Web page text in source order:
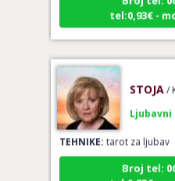
tel:0,93€ -
TEHNIKE:tarot za ljubav
Broj tel:
tel:0,93€ -